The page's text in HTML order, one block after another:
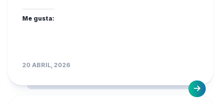
Me gusta:
20 ABRIL, 2026